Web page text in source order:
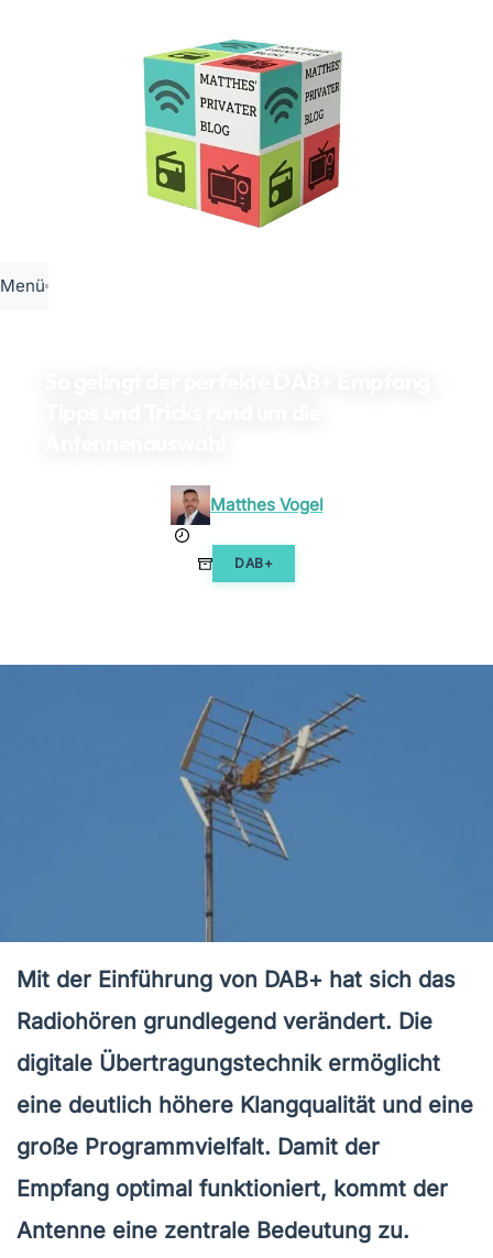
Menü
Matthes Vogel
24. Januar 2026
DAB+
Mit der Einführung von DAB+ hat sich das
Radiohören grundlegend verändert. Die
digitale Übertragungstechnik ermöglicht
eine deutlich höhere Klangqualität und eine
große Programmvielfalt. Damit der
Empfang optimal funktioniert, kommt der
Antenne eine zentrale Bedeutung zu.